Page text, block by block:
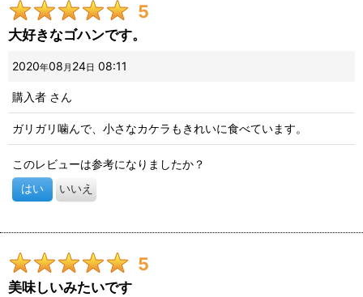
5
大好きなゴハンです。
2020年08 月 24日 08:11
購入者 さん
ガリガリ噛んで、小さなカケラもきれいに食べています。
このレビューは参考になりましたか？
はい いいえ
5
美味しいみたいです